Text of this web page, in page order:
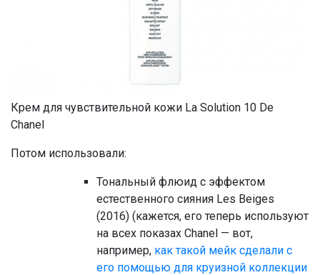
Крем для чувствительной кожи La Solution 10 De
Chanel
Потом использовали:
Тональный флюид с эффектом
естественного сияния Les Beiges
(2016) (кажется, его теперь используют
на всех показах Chanel — вот,
например, как такой мейк сделали с
его помощью для круизной коллекции